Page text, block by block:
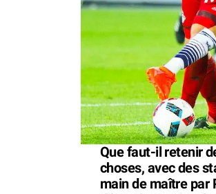
Que faut-il retenir
choses, avec des
main de maître par